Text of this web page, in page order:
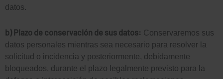
datos.
b) Plazo de conservación de sus datos: Conservaremos sus
datos personales mientras sea necesario para resolver la
solicitud o incidencia y posteriormente, debidamente
bloqueados, durante el plazo legalmente previsto para la
Smart water for a better world
Experts in digital transformation for the water industry.